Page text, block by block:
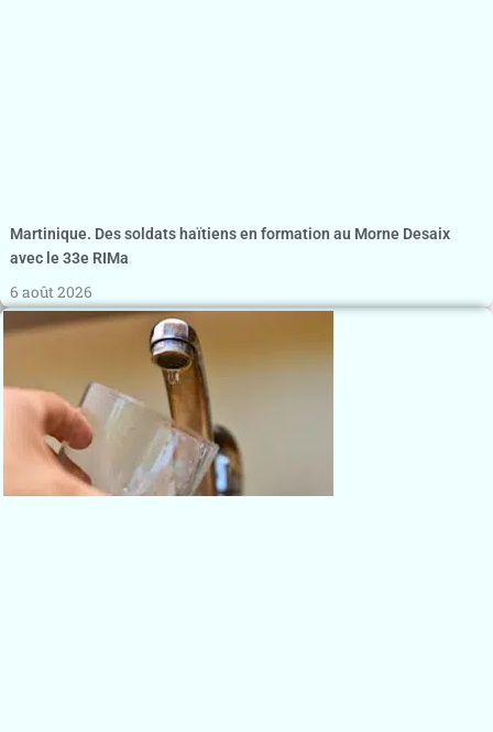
Martinique. Des soldats haïtiens en formation au Morne Desaix
avec le 33e RIMa
6 août 2026